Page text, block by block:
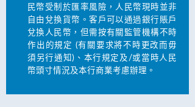
民幣受制於匯率風險，人民幣現時並非
自由兌換貨幣。客戶可以通過銀行賬戶
兌換人民幣，但需按有關監管機構不時
作出的規定 (有關要求將不時更改而毋
須另行通知)、本行規定及/或當時人民
幣頭寸情況及本行商業考慮辦理。